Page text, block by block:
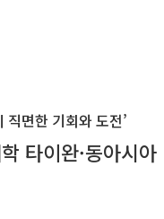
면한 기회와 도전’
타이완·동아시아